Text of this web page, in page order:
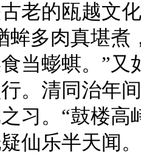
的瓯越文化
蛑多肉真堪
当蟛蜞。”
。清同治年
习。“鼓楼
仙乐半天闻